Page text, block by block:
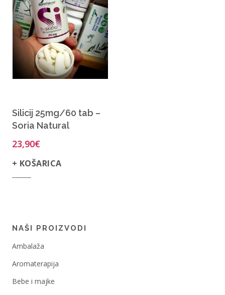
Silicij 25mg/60 tab –
Soria Natural
23,90€
+ KOŠARICA
NAŠI PROIZVODI
Ambalaža
Aromaterapija
Bebe i majke